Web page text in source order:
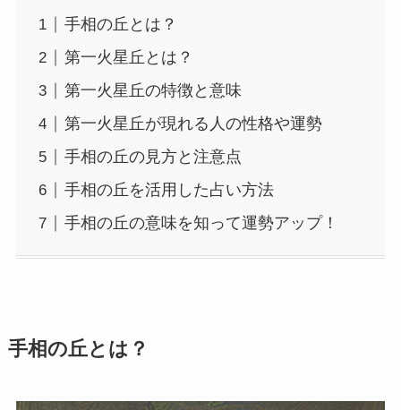
手相の丘とは？
第一火星丘とは？
第一火星丘の特徴と意味
第一火星丘が現れる人の性格や運勢
手相の丘の見方と注意点
手相の丘を活用した占い方法
手相の丘の意味を知って運勢アップ！
手相の丘とは？